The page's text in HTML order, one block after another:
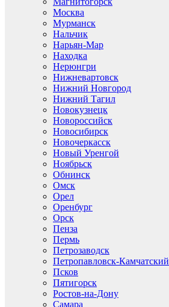
Москва
Мурманск
Нальчик
Нарьян-Мар
Находка
Нерюнгри
Нижневартовск
Нижний Новгород
Нижний Тагил
Новокузнецк
Новороссийск
Новосибирск
Новочеркасск
Новый Уренгой
Ноябрьск
Обнинск
Омск
Орел
Оренбург
Орск
Пенза
Пермь
Петрозаводск
Петропавловск-Камчатский
Псков
Пятигорск
Ростов-на-Дону
Самара